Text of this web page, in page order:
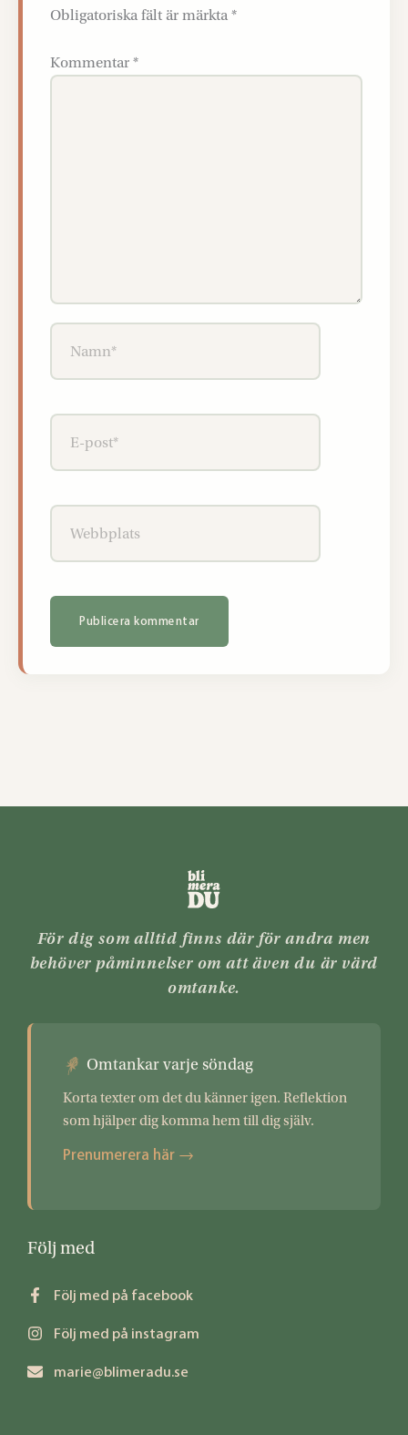
Obligatoriska fält är märkta *
Kommentar *
post*
För dig som alltid finns där för andra men
behöver påminnelser om att även du är värd
omtanke.
Omtankar varje söndag
Korta texter om det du känner igen. Reflektion
som hjälper dig komma hem till dig själv.
Prenumerera här →
Följ med
Följ med på facebook
Följ med på instagram
marie@blimeradu.se